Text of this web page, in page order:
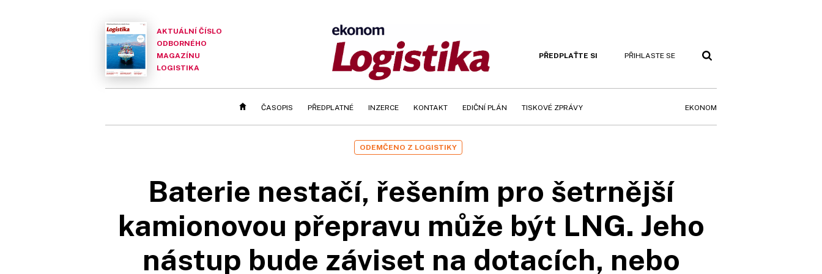
AKTUÁLNÍ ČÍSLO
ODBORNÉHO
MAGAZÍNU
LOGISTIKA
PŘEDPLAŤTE SI PŘIHLASTE SE
ČASOPIS PŘEDPLATNÉ INZERCE KONTAKT EDIČNÍ PLÁN TISKOVÉ ZPRÁVY EKONOM
ODEMČENO Z LOGISTIKY
Baterie nestačí, řešením pro šetrnější
kamionovou přepravu může být LNG. Jeho
nástup bude záviset na dotacích, nebo